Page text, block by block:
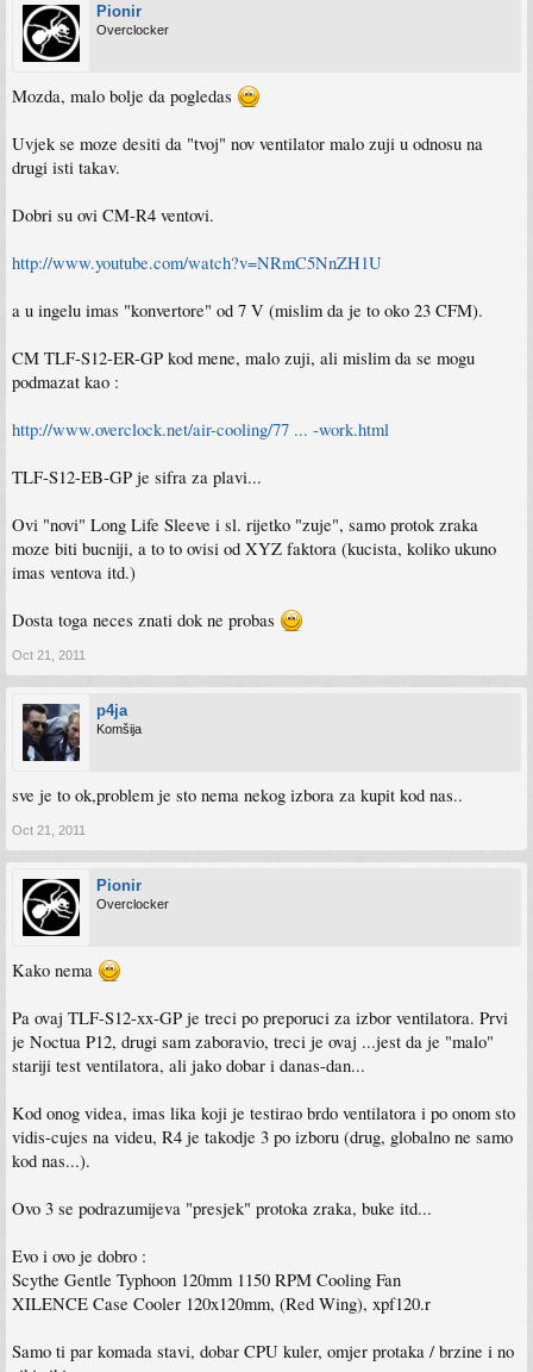
Pionir
Overclocker
Mozda, malo bolje da pogledas
Uvjek se moze desiti da "tvoj" nov ventilator malo zuji u odnosu na
drugi isti takav.
Dobri su ovi CM-R4 ventovi.
http://www.youtube.com/watch?v=NRmC5NnZH1U
a u ingelu imas "konvertore" od 7 V (mislim da je to oko 23 CFM).
CM TLF-S12-ER-GP kod mene, malo zuji, ali mislim da se mogu
podmazat kao :
http://www.overclock.net/air-cooling/77 ... -work.html
TLF-S12-EB-GP je sifra za plavi...
Ovi "novi" Long Life Sleeve i sl. rijetko "zuje", samo protok zraka
moze biti bucniji, a to to ovisi od XYZ faktora (kucista, koliko ukuno
imas ventova itd.)
Dosta toga neces znati dok ne probas
Oct 21, 2011
p4ja
Komšija
sve je to ok,problem je sto nema nekog izbora za kupit kod nas..
Oct 21, 2011
Pionir
Overclocker
Kako nema
Pa ovaj TLF-S12-xx-GP je treci po preporuci za izbor ventilatora. Prvi
je Noctua P12, drugi sam zaboravio, treci je ovaj ...jest da je "malo"
stariji test ventilatora, ali jako dobar i danas-dan...
Kod onog videa, imas lika koji je testirao brdo ventilatora i po onom sto
vidis-cujes na videu, R4 je takodje 3 po izboru (drug, globalno ne samo
kod nas...).
Ovo 3 se podrazumijeva "presjek" protoka zraka, buke itd...
Evo i ovo je dobro :
Scythe Gentle Typhoon 120mm 1150 RPM Cooling Fan
XILENCE Case Cooler 120x120mm, (Red Wing), xpf120.r
Samo ti par komada stavi, dobar CPU kuler, omjer protaka / brzine i no